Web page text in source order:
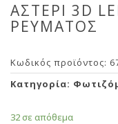
ΑΣΤΕΡΙ 3D
ΡΕΥΜΑΤΟΣ
Κωδικός προϊόντος:
Κατηγορία:
32 σε απόθεμα